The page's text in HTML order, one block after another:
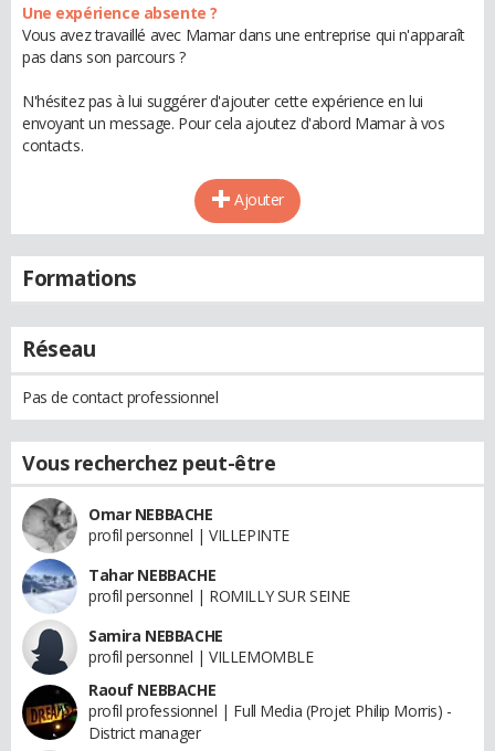
Une expérience absente ?
Vous avez travaillé avec Mamar dans une entreprise qui n'apparaît
pas dans son parcours ?
N'hésitez pas à lui suggérer d'ajouter cette expérience en lui
envoyant un message. Pour cela ajoutez d'abord Mamar à vos
contacts.
Ajouter
Formations
Réseau
Pas de contact professionnel
Vous recherchez peut-être
Omar NEBBACHE
profil personnel | VILLEPINTE
Tahar NEBBACHE
profil personnel | ROMILLY SUR SEINE
Samira NEBBACHE
profil personnel | VILLEMOMBLE
Raouf NEBBACHE
profil professionnel | Full Media (Projet Philip Morris) -
District manager